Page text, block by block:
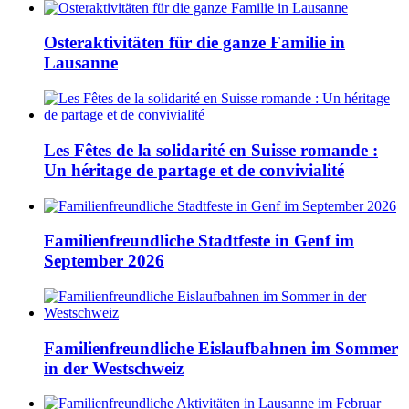
Osteraktivitäten für die ganze Familie in
Lausanne
Les Fêtes de la solidarité en Suisse romande :
Un héritage de partage et de convivialité
Familienfreundliche Stadtfeste in Genf im
September 2026
Familienfreundliche Eislaufbahnen im Sommer
in der Westschweiz